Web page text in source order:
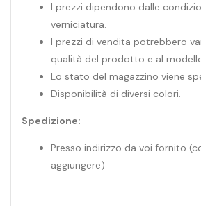
I prezzi dipendono dalle
verniciatura.
I prezzi di vendita potrebbero
qualità del prodotto e al
Lo stato del magazzino viene
Disponibilità di diversi colori.
Spedizione:
Presso indirizzo da voi fornito
aggiungere)